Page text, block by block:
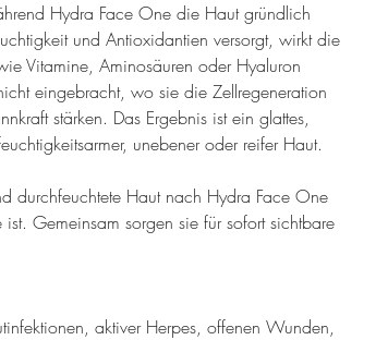
Hydra Face One die Haut gründlich
und Antioxidantien versorgt, wirkt die
Vitamine, Aminosäuren oder Hyaluron
eingebracht, wo sie die Zellregeneration
stärken. Das Ergebnis ist ein glattes,
unebener oder reifer Haut.
durchfeuchtete Haut nach Hydra Face One
Gemeinsam sorgen sie für sofort sichtbare
aktiver Herpes, offenen Wunden,